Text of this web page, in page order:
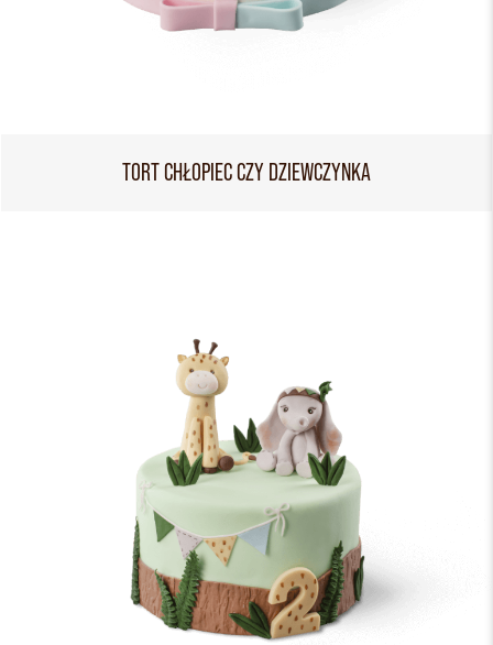
TORT CHŁOPIEC CZY DZIEWCZYNKA